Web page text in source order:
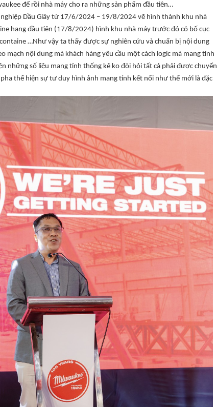
để rồi nhà máy cho ra những sản phẩm đầu tiên…
Dầu Giây từ 17/6/2024 – 19/8/2024 vẽ hình thành khu nhà
hang đầu tiên (17/8/2024) hình khu nhà máy trước đó có bố cục
…Như vậy ta thấy được sự nghiên cứu và chuẩn bị nội dung
mạch nội dung mà khách hàng yêu cầu một cách logic mà mang tính
những số liệu mang tính thống kê ko đòi hỏi tất cả phải được chuyển
thể hiện sự tư duy hình ảnh mang tính kết nối như thế mới là đặc